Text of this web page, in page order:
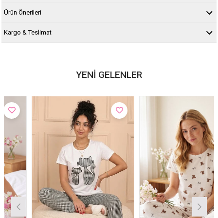
Ürün Önerileri
Kargo & Teslimat
YENI GELENLER